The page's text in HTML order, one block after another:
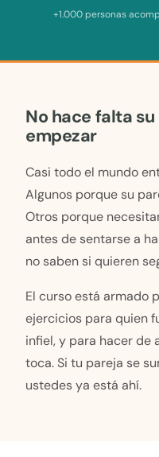
+1.000 personas
No hace falta
empezar
Casi todo el mundo
Algunos porque su
Otros porque
antes de sentarse a
no saben si quieren
El curso está armado
ejercicios para quien
infiel, y para hacer de
toca. Si tu pareja se
ustedes ya está ahí.